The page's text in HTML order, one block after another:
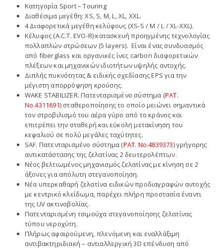
Κατηγορία Sport – Touring
Διαθέσιμα μεγέθη: XS, S, M, L, XL, XXL.
4 Διαφορετικά μεγέθη κελύφους (XS-S / M / L / XL-XXL).
Κέλυφος (A.C.T. EVO-R) κατασκευή προηγμένης τεχνολογίας
πολλαπλών στρώσεων (5 layers). Είναι ένας συνδυασμός
από fiberglass και οργανικές ίνες carbon διαφορετικών
πλέξεων και μηχανικών ιδιοτήτων υψηλής αντοχής.
Διπλής πυκνότητας & ειδικής σχεδίασης EPS για την
μέγιστη απορρόφηση κρούσης.
WAKE STABILIZER. Πατενταρισμένο σύστημα (PAT.
No.4311691) σταθεροποίησης το οποίο μειώνει σημαντικά
τον στροβιλισμό του αέρα γύρο από το κράνος και
επιτρέπει την σταθερή και εύκολη μετακίνηση του
κεφαλιού σε πολύ μεγάλες ταχύτητες.
SAF. Πατενταρισμένο σύστημα (PAT. No.4839373) γρήγορης
αντικατάστασης της ζελατίνας 2 δευτερολέπτων.
Νέος βελτιωμένος μηχανισμός ζελατίνας με κίνηση σε 2
άξονες για απόλυτη στεγανοποίηση.
Νέα υπερκαθαρή ζελατίνα ειδικών προδιαγραφών αντοχής
με κεντρικό κλείδωμα, παρέχει πλήρη προστασία έναντι
της UV ακτινοβολίας.
Πατενταρισμένη τσιμούχα στεγανοποίησης ζελατίνας
τύπου νεροχύτη.
Πλήρως αφαιρούμενη, πλενόμενη και εναλλάξιμη
αντιβακτηριδιακή – αντιαλλεργική 3D επένδυση από